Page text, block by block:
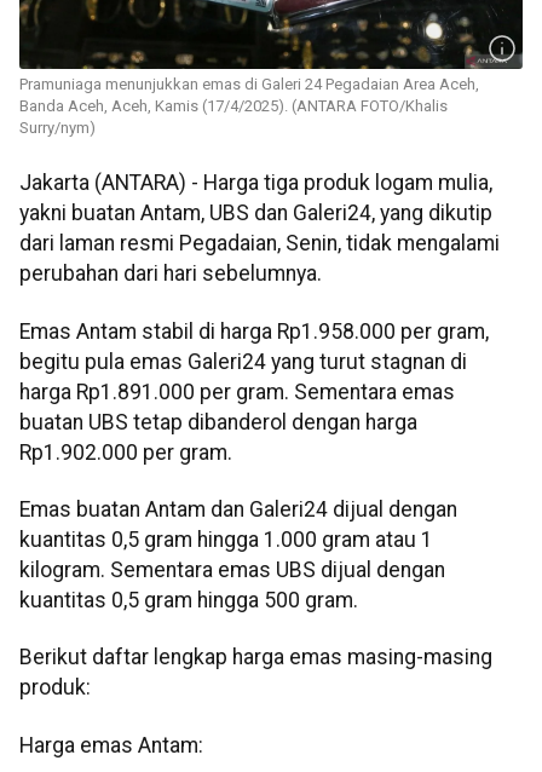
Pramuniaga menunjukkan emas di Galeri 24 Pegadaian Area Aceh,
Banda Aceh, Aceh, Kamis (17/4/2025). (ANTARA FOTO/Khalis
Surry/nym)
Jakarta (ANTARA) - Harga tiga produk logam mulia,
yakni buatan Antam, UBS dan Galeri24, yang dikutip
dari laman resmi Pegadaian, Senin, tidak mengalami
perubahan dari hari sebelumnya.
Emas Antam stabil di harga Rp1.958.000 per gram,
begitu pula emas Galeri24 yang turut stagnan di
harga Rp1.891.000 per gram. Sementara emas
buatan UBS tetap dibanderol dengan harga
Rp1.902.000 per gram.
Emas buatan Antam dan Galeri24 dijual dengan
kuantitas 0,5 gram hingga 1.000 gram atau 1
kilogram. Sementara emas UBS dijual dengan
kuantitas 0,5 gram hingga 500 gram.
Berikut daftar lengkap harga emas masing-masing
produk:
Harga emas Antam: